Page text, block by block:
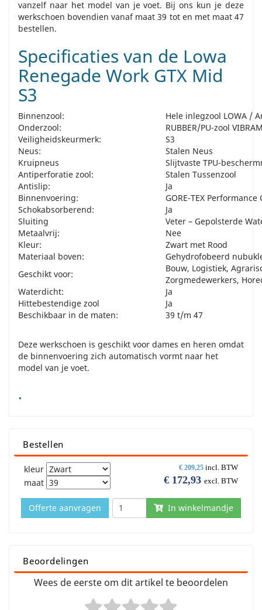
vanzelf naar het model van je voet. Bij ons kun je deze
werkschoen bovendien vanaf maat 39 tot en met maat 47
bestellen.
Specificaties van de Lowa
Renegade Work GTX Mid
S3
Binnenzool:
Hele inlegzool LOWA /
Onderzool:
RUBBER/PU-zool
Veiligheidskeurmerk:
S3
Neus:
Stalen Neus
Kruipneus
Slijtvaste TPU-
Antiperforatie zool:
Stalen Tussenzool
Antislip:
Ja
Binnenvoering:
GORE-TEX
Schokabsorberend:
Ja
Sluiting
Veter – Gepolsterde
Metaalvrij:
Nee
Kleur:
Zwart met Rood
Materiaal boven:
Gehydrofobeerd
Geschikt voor:
Bouw, Logistiek,
Zorgmedewerkers,
Waterdicht:
Ja
Hittebestendige zool
Ja
Beschikbaar in de maten:
39 t/m 47
Deze werkschoen is geschikt voor dames en heren omdat
de binnenvoering zich automatisch vormt naar het
model van je voet.
.
Bestellen
€ 209,25 incl. BTW
€ 172,93 excl. BTW
kleur
maat
In winkelmandje
Offerte aanvragen
Beoordelingen
Wees de eerste om dit artikel te beoordelen